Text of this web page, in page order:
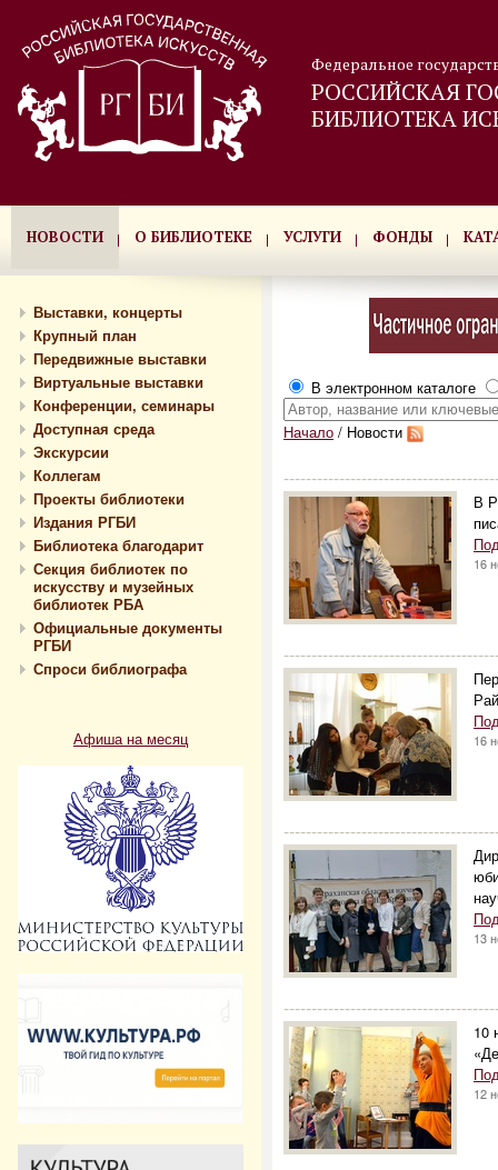
Федеральное
РОССИЙСКАЯ
БИБЛИОТЕКА
НОВОСТИ О БИБЛИОТЕКЕ УСЛУГИ ФОНДЫ
Выставки, концерты
Крупный план
Передвижные выставки
Виртуальные выставки
Конференции, семинары
Доступная среда
Экскурсии
Коллегам
Проекты библиотеки
Издания РГБИ
Библиотека благодарит
Секция библиотек по
искусству и музейных
библиотек РБА
Официальные документы
РГБИ
Спроси библиографа
Афиша на месяц
В электронном каталоге
Начало / Новости
В
16
16
13
10
12